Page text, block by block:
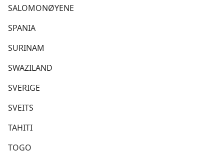
SALOMONØYENE
SPANIA
SURINAM
SWAZILAND
SVERIGE
SVEITS
TAHITI
TOGO